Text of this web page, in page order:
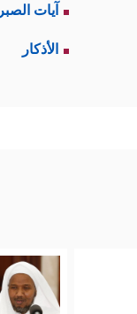
آيات الصبر
الأذكار